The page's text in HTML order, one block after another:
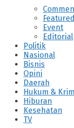
Featured
Event
Editorial
Politik
Nasional
Bisnis
Opini
Daerah
Hukum &
Hiburan
Kesehatan
TV